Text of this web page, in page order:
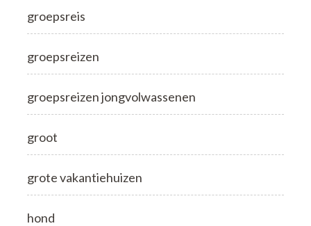
groepsreis
groepsreizen
groepsreizen jongvolwassenen
groot
grote vakantiehuizen
hond